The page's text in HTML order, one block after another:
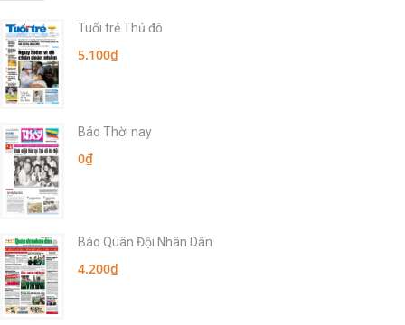
Tuổi trẻ Thủ đô
5.100₫
Báo Thời nay
0₫
Báo Quân Đội Nhân Dân
4.200₫